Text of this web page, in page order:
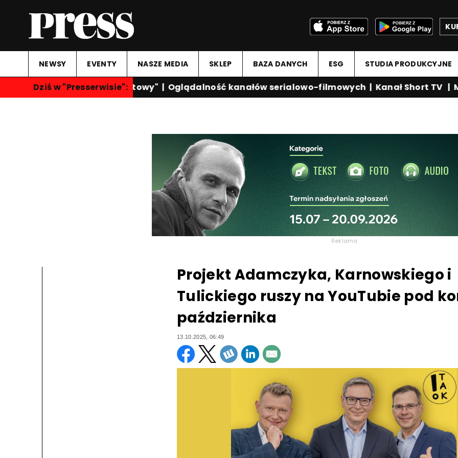
NEWSY EVENTY NASZE MEDIA SKLEP BAZA DANYCH ESG STUDIA PRODUKCYJNE
Dziś w "Presserwisie":
"Przegląd Sportowy"|Oglądalność kanałów serialowo-filmowych|Kanał Short TV |
Reklama
Projekt Adamczyka, Karnowskiego i
Tulickiego ruszy na YouTubie pod
października
13.10.2025, 06:49